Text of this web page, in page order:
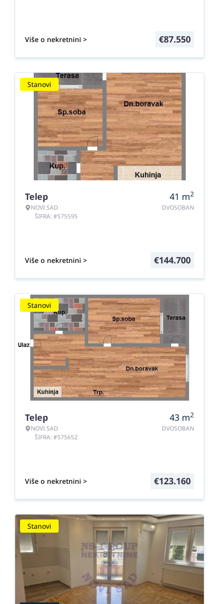
Više o nekretnini > €87.550
Stanovi
Telep
NOVI SAD
ŠIFRA: #575595
41 m2
DVOSOBAN
Više o nekretnini > €144.700
Stanovi
Telep
NOVI SAD
ŠIFRA: #575652
43 m2
DVOSOBAN
Više o nekretnini > €123.160
Stanovi